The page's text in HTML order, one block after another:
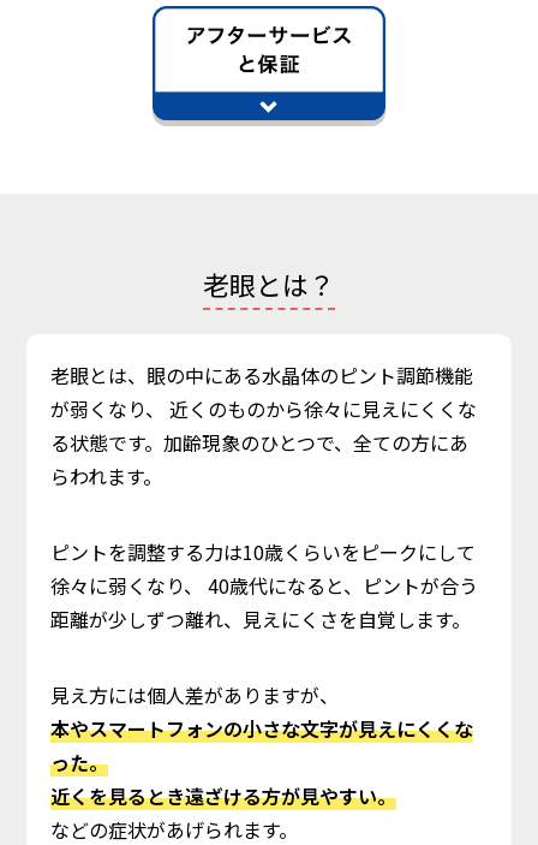
老眼とは？
老眼とは、眼の中にある水晶体のピント調節機能
が弱くなり、近くのものから徐々に見えにくくな
る状態です。加齢現象のひとつで、全ての方にあ
らわれます。
ピントを調整する力は10歳くらいをピークにして
徐々に弱くなり、40歳代になると、ピントが合う
距離が少しずつ離れ、見えにくさを自覚します。
見え方には個人差がありますが、
本やスマートフォンの小さな文字が見えにくくな
った。
近くを見るとき遠ざける方が見やすい。
などの症状があげられます。